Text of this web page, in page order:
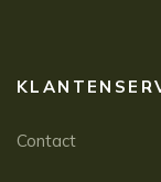
Contact